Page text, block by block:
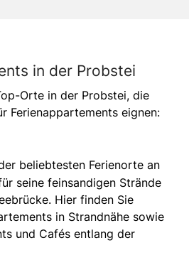
in der Probstei
Orte in der Probstei, die
Ferienappartements eignen:
beliebtesten Ferienorte an
seine feinsandigen Strände
Hier finden Sie
in Strandnähe sowie
und Cafés entlang der